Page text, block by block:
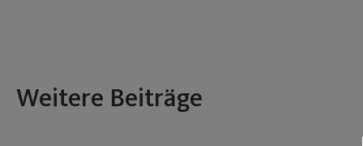
Weitere Beiträge